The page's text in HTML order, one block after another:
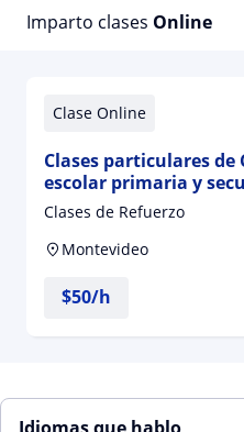
Imparto clases Online
Clase Online
Clases particulares
escolar primaria y
Clases de Refuerzo
Montevideo
$50/h